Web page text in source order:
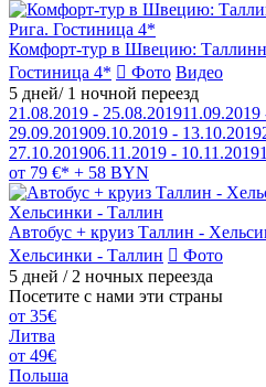
Комфорт-тур в Швецию: Таллинн
Гостиница 4*
Фото Видео
5 дней/ 1 ночной переезд
21.08.2019 - 25.08.2019
29.09.201909.10.2019 - 13.10.2019
27.10.201906.11.2019 - 10.11.2019
от 79 €* + 58 BYN
Автобус + круиз Таллин -
Хельсинки - Таллин
Фото
5 дней / 2 ночных переезда
Посетите с нами эти страны
от 35€
Литва
от 49€
Польша